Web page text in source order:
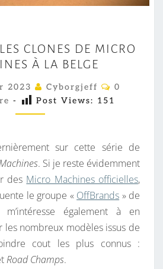
E
S
M
N
’
S
,
L
E
S
C
L
CLONES DE MICRO
À LA BELGE
2023 Cyborgjeff
C
M
A
I
R
E
S
0
- Post Views: 151
sur cette série de
. Si je reste évidemment
des Micro Machines officielles,
le groupe « OffBrands » de
également à en
nombreux modèles issus de
cout les plus connus :
Road Champs.